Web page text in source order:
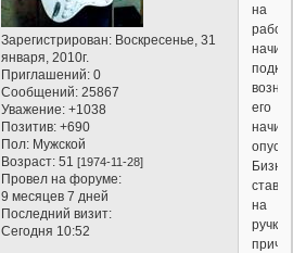
Зарегистрирован: Воскресенье, 31
января, 2010г.
Приглашений: 0
Сообщений: 25867
Уважение: +1038
Позитив: +690
Пол: Мужской
Возраст: 51[1974-11-28]
Провел на форуме:
9 месяцев 7 дней
Последний визит:
Сегодня 10:52
на
возня,
его
ставят
на
ручку,